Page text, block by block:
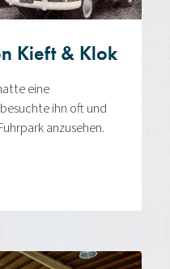
Kieft & Klok
eine
ihn oft und
anzusehen.